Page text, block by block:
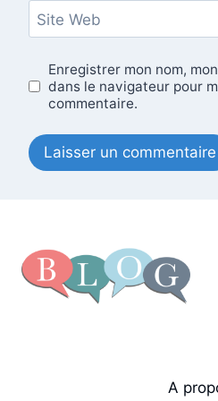
Site Web
Enregistrer mon nom,
dans le navigateur pour
commentaire.
A